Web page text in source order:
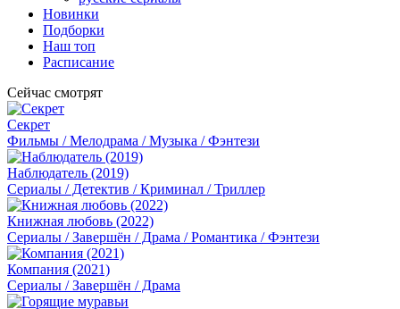
Новинки
Подборки
Наш топ
Расписание
Сейчас смотрят
Секрет
Фильмы / Мелодрама / Музыка / Фэнтези
Наблюдатель (2019)
Сериалы / Детектив / Криминал / Триллер
Книжная любовь (2022)
Сериалы / Завершён / Драма / Романтика / Фэнтези
Компания (2021)
Сериалы / Завершён / Драма